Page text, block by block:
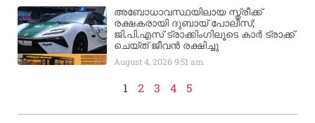
അബോധാവസ്ഥയിലായ സ്ത്രീക്ക്
രക്ഷകരായി ദുബായ് പോലീസ്;
ജി.പി.എസ് ട്രാക്കിംഗിലൂടെ കാർ ട്രാക്ക്
ചെയ്ത് ജീവൻ രക്ഷിച്ചു
August 4, 20269:51 am
1 2 3 4 5